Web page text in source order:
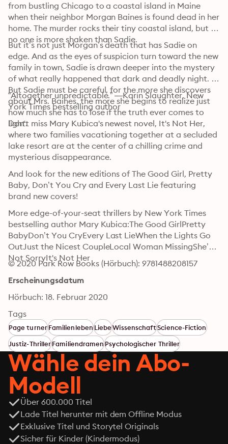
from bustling Chicago to a coastal island in Maine
when their neighbor Morgan Baines is found dead in her
home. The murder rocks their tiny coastal island, but
no one is more shaken than Sadie.
But it’s not just Morgan’s death that has Sadie on
edge. And as the eyes of suspicion turn toward the new
family in town, Sadie is drawn deeper into the mystery
of what really happened that dark and deadly night.
But Sadie must be careful, for the more she discovers
about Mrs. Baines, the more she begins to realize just
how much she has to lose if the truth ever comes to
light.
“Altogether unpredictable.” —Karin Slaughter, New
York Times bestselling author
Don't miss Mary Kubica's newest novel, It's Not Her,
where two families vacationing together at a secluded
lake resort are at the center of a chilling crime and
mysterious disappearance.
And look for the new editions of The Good Girl, Pretty
Baby, Don’t You Cry and Every Last Lie featuring
brand new covers!
More edge-of-your-seat thrillers by New York Times
bestselling author Mary Kubica:The Good GirlPretty
BabyDon’t You CryEvery Last LieWhen the Lights Go
OutJust the Nicest CoupleLocal Woman MissingShe’s
Not SorryIt's Not Her
© 2020 Park Row Books (Hörbuch): 9781488208157
Erscheinungsdatum
Hörbuch: 18. Februar 2020
Tags
Page turnerFamilienlebenLiebeWissenschaftScience-Fiction
Justiz-ThrillerFamiliendramenPsychologischer Thriller
Wähle dein Abo-
Modell
Über 600.000 Titel
Lade Titel herunter mit dem Offline Modus
Exklusive Titel und Storytel Originals
Sicher für Kinder (Kindermodus)